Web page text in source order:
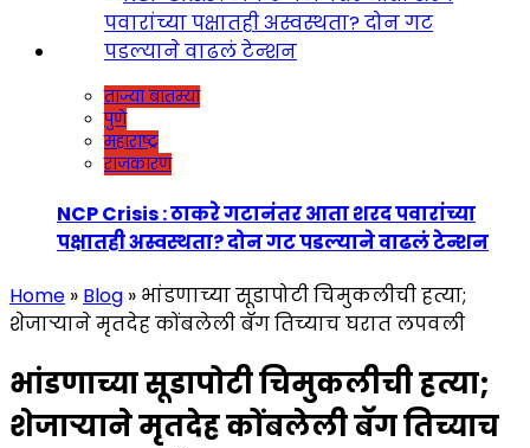
ताज्या बातम्या
पुणे
महाराष्ट्र
राजकारण
NCP Crisis : ठाकरे गटानंतर आता शरद पवारांच्या
पक्षातही अस्वस्थता? दोन गट पडल्याने वाढलं टेन्शन
Home » Blog » भांडणाच्या सूडापोटी चिमुकलीची हत्या;
शेजाऱ्याने मृतदेह कोंबलेली बॅग तिच्याच घरात लपवली
भांडणाच्या सूडापोटी चिमुकलीची हत्या;
शेजाऱ्याने मृतदेह कोंबलेली बॅग तिच्याच